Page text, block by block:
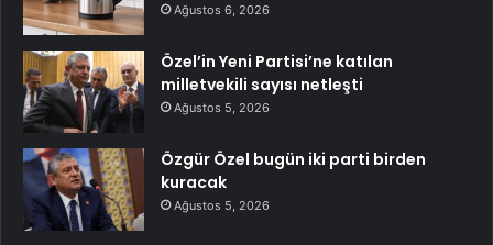
Ağustos 6, 2026
Özel’in Yeni Partisi’ne katılan
milletvekili sayısı netleşti
Ağustos 5, 2026
Özgür Özel bugün iki parti birden
kuracak
Ağustos 5, 2026